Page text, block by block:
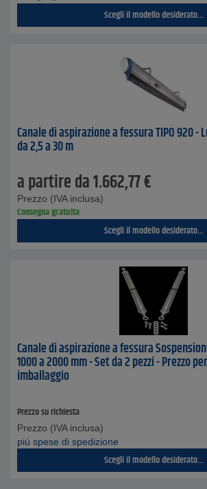
Scegli il modello desiderato...
Canale di aspirazione a fessura TIPO 920 -
da 2,5 a 30 m
a partire da1.662,77€
Prezzo (IVA inclusa)
Consegna gratuita
Scegli il modello desiderato...
Canale di aspirazione a fessura
1000 a 2000 mm - Set da 2 pezzi - Prezzo
imballaggio
Prezzo su richiesta
Prezzo (IVA inclusa)
piú spese di spedizione
Scegli il modello desiderato...